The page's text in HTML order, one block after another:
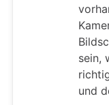
sein,
und